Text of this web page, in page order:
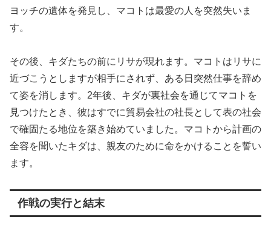
ヨッチの遺体を発見し、マコトは最愛の人を突然失いま
す。
その後、キダたちの前にリサが現れます。マコトはリサに
近づこうとしますが相手にされず、ある日突然仕事を辞め
て姿を消します。2年後、キダが裏社会を通じてマコトを
見つけたとき、彼はすでに貿易会社の社長として表の社会
で確固たる地位を築き始めていました。マコトから計画の
全容を聞いたキダは、親友のために命をかけることを誓い
ます。
作戦の実行と結末